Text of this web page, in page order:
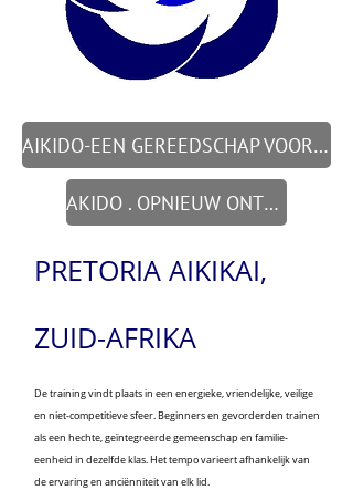
AIKIDO-EEN GEREEDSCHAP VOOR VERSTANDIG LEVEN
AKIDO . OPNIEUW ONTDEKKEN
PRETORIA AIKIKAI,
ZUID-AFRIKA
De training vindt plaats in een energieke, vriendelijke, veilige
en niet-competitieve sfeer. Beginners en gevorderden trainen
als een hechte, geïntegreerde gemeenschap en familie-
eenheid in dezelfde klas. Het tempo varieert afhankelijk van
de ervaring en anciënniteit van elk lid.